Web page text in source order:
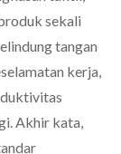
sekali
tangan
kerja,
Akhir kata,